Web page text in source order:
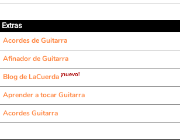
Extras
Acordes de Guitarra
Afinador de Guitarra
Blog de LaCuerda ¡nuevo!
Aprender a tocar Guitarra
Acordes Guitarra